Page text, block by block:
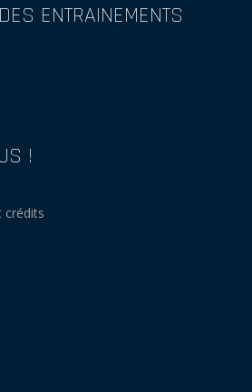
ENTRAINEMENTS
!
crédits